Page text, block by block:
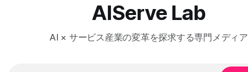
AIServe Lab
AI × サービス産業の変革を探求する専門メディア